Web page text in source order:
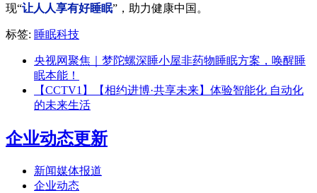
现“让人人享有好睡眠”，助力健康中国。
标签: 睡眠科技
央视网聚焦｜梦陀螺深睡小屋非药物睡眠方案，唤醒睡
眠本能！
【CCTV1】【相约进博·共享未来】体验智能化 自动化
的未来生活
企业动态更新
新闻媒体报道
企业动态